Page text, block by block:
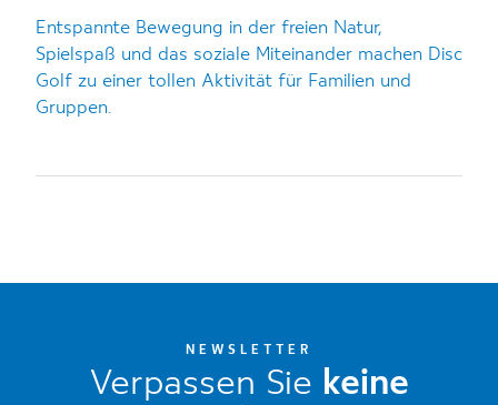
Entspannte Bewegung in der freien Natur,
Spielspaß und das soziale Miteinander machen Disc
Golf zu einer tollen Aktivität für Familien und
Gruppen.
NEWSLETTER
Verpassen Sie keine